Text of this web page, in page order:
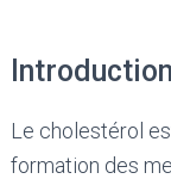
Introduction
Le cholestérol
formation des